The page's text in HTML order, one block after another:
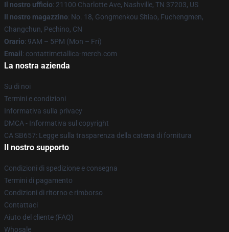
Il nostro ufficio: 21100 Charlotte Ave, Nashville, TN 37203, US
Il nostro magazzino: No. 18, Gongmenkou Sitiao, Fuchengmen,
Changchun, Pechino, CN
Orario: 9AM – 5PM (Mon – Fri)
Email : contattimetallica-merch.com
La nostra azienda
Su di noi
Termini e condizioni
Informativa sulla privacy
DMCA - Informativa sul copyright
CA SB657: Legge sulla trasparenza della catena di fornitura
Il nostro supporto
Condizioni di spedizione e consegna
Termini di pagamento
Condizioni di ritorno e rimborso
Contattaci
Aiuto del cliente (FAQ)
Whosale